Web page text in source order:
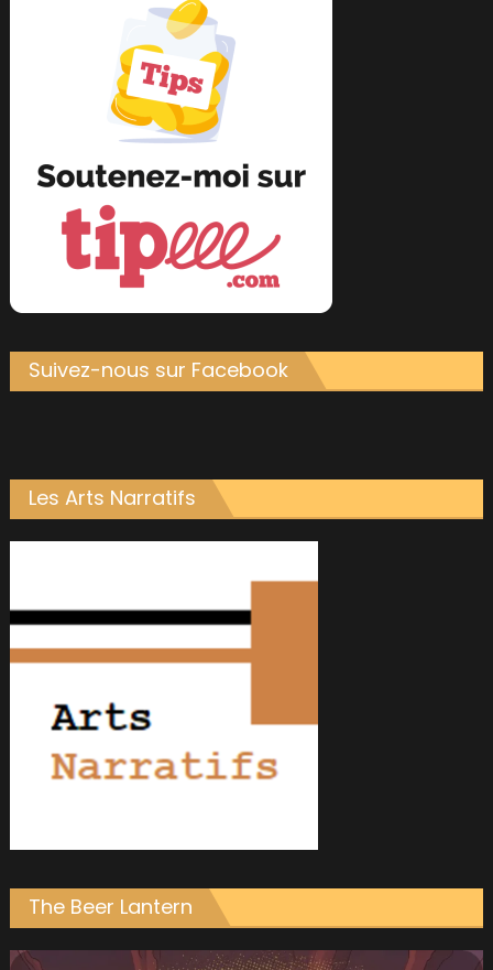
Suivez-nous sur Facebook
Les Arts Narratifs
The Beer Lantern